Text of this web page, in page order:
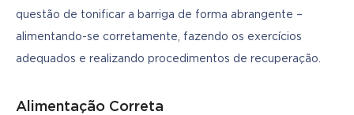
questão de tonificar a barriga de forma abrangente –
alimentando-se corretamente, fazendo os exercícios
adequados e realizando procedimentos de recuperação.
Alimentação Correta